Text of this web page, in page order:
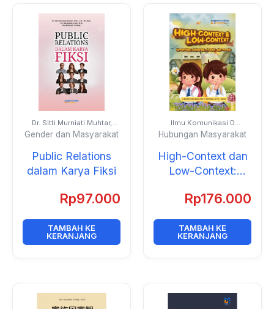
Dr. Sitti Murniati Muhtar,
S.Sos., S.H., M.I.Kom., Dr.
Indrayanti, S.Sos., M.Si.,
Gender dan Masyarakat
Public Relations
dalam Karya Fiksi
Rp97.000
TAMBAH KE
KERANJANG
Ilmu Komunikasi D
Indralaya 2024
Hubungan Masyarakat
High-Context dan
Low-Context:
Keluarga, Tradisi,
Rp176.000
TAMBAH KE
KERANJANG